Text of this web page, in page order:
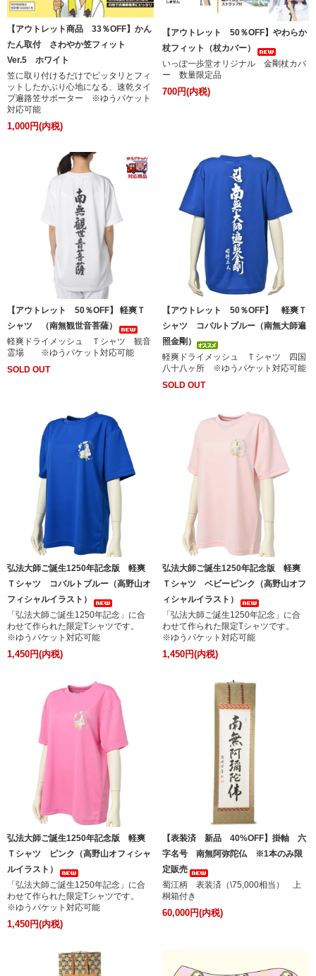
【アウトレット商品 33％OFF】かん
たん取付 さわやか笠フィット
Ver.5 ホワイト
笠に取り付けるだけでピッタリとフィ
ットしたかぶり心地になる、速乾タイ
プ遍路笠サポーター ※ゆうパケット
対応可能
1,000円(内税)
【アウトレット 50％OFF】やわらか
杖フィット（杖カバー）
いっぽ一歩堂オリジナル 金剛杖カバ
ー 数量限定品
700円(内税)
【アウトレット 50％OFF】 軽爽Ｔ
シャツ （南無観世音菩薩）
軽爽ドライメッシュ Ｔシャツ 観音
霊場 ※ゆうパケット対応可能
SOLD OUT
【アウトレット 50％OFF】 軽爽Ｔ
シャツ コバルトブルー（南無大師遍
照金剛）
軽爽ドライメッシュ Ｔシャツ 四国
八十八ヶ所 ※ゆうパケット対応可能
SOLD OUT
弘法大師ご誕生1250年記念版 軽爽
Ｔシャツ コバルトブルー（高野山オ
フィシャルイラスト）
「弘法大師ご誕生1250年記念」に合
わせて作られた限定Tシャツです。
※ゆうパケット対応可能
1,450円(内税)
弘法大師ご誕生1250年記念版 軽爽
Ｔシャツ ベビーピンク（高野山オフ
ィシャルイラスト）
「弘法大師ご誕生1250年記念」に合
わせて作られた限定Tシャツです。
※ゆうパケット対応可能
1,450円(内税)
弘法大師ご誕生1250年記念版 軽爽
Ｔシャツ ピンク（高野山オフィシャ
ルイラスト）
「弘法大師ご誕生1250年記念」に合
わせて作られた限定Tシャツです。
※ゆうパケット対応可能
1,450円(内税)
【表装済 新品 40%OFF】掛軸 六
字名号 南無阿弥陀仏 ※1本のみ限
定販売
蜀江柄 表装済（\75,000相当） 上
桐箱付き
60,000円(内税)